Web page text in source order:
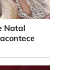
Natal